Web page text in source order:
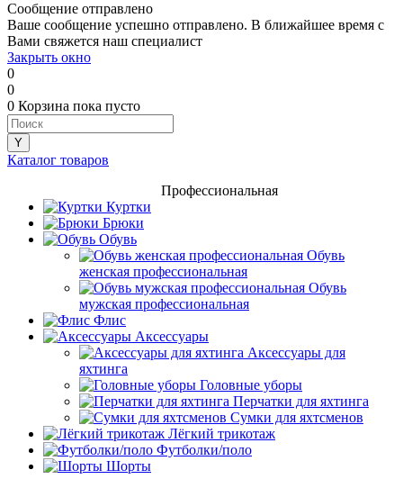
Сообщение отправлено
Ваше сообщение успешно отправлено. В ближайшее время с
Вами свяжется наш специалист
Закрыть окно
0
0
0 Корзина пока пусто
Каталог товаров
Профессиональная
Куртки
Брюки
Обувь
Обувь
женская профессиональная
Обувь
мужская профессиональная
Флис
Аксессуары
Аксессуары для
яхтинга
Головные уборы
Перчатки для яхтинга
Сумки для яхтсменов
Лёгкий трикотаж
Футболки/поло
Шорты